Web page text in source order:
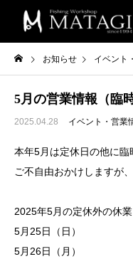
お知らせ イベント
5月の営業情報（臨
2025.04.28 イベント・営業
本年5月は定休日の他に
ご不自由おかけしますが
2025年5月の定休外の休業
5月25日（日）
5月26日（月）